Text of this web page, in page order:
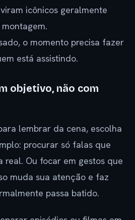
icônicos geralmente
o momento precisa fazer
está assistindo.
objetivo, não com
lembrar da cena, escolha
procurar só falas que
real. Ou focar em gestos que
muda sua atenção e faz
passa batido.